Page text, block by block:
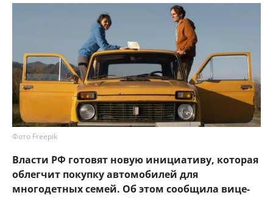
Фото Freepik
Власти РФ готовят новую инициативу, которая
облегчит покупку автомобилей для
многодетных семей. Об этом сообщила вице-